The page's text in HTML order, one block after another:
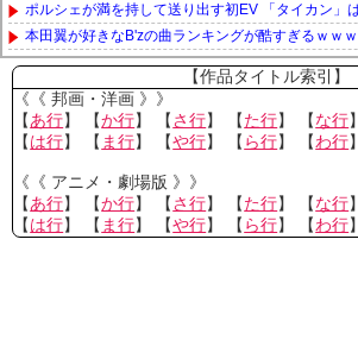
ポルシェが満を持して送り出す初EV 「タイカン」
本田翼が好きなB'zの曲ランキングが酷すぎるｗｗ
Powered by livedoor 相互RSS
【作品タイトル索引】
《《 邦画・洋画 》》
【あ行】 【か行】 【さ行】 【た行】 【な行】
【は行】 【 ま行】 【や行】 【 ら行】 【わ行】
《《 アニメ・劇場版 》》
【あ行】 【か行】 【さ行】 【た行】 【な行】
【は行】 【 ま行】 【や行】 【 ら行】 【わ行】